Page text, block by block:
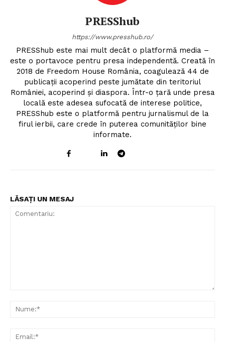
Un proiect
PRESShub
PRESShub
https://www.presshub.ro/
PRESShub este mai mult decât o platformă media –
este o portavoce pentru presa independentă. Creată în
2018 de Freedom House România, coagulează 44 de
publicații acoperind peste jumătate din teritoriul
României, acoperind și diaspora. Într-o țară unde presa
locală este adesea sufocată de interese politice,
PRESShub este o platformă pentru jurnalismul de la
firul ierbii, care crede în puterea comunităților bine
informate.
LĂSAȚI UN MESAJ